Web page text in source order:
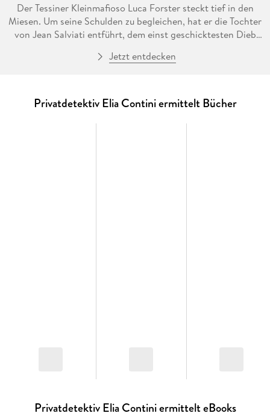
Der Tessiner Kleinmafioso Luca Forster steckt tief in den
Miesen. Um seine Schulden zu begleichen, hat er die Tochter
von Jean Salviati entführt, dem einst geschicktesten Dieb
ausgeraubt hat, nur mit dem nötigen Know-how. Nach
Blumenrabatten und Gemüsebeete. Für seine Tochter, eine
nun zehn Millionen Schweizer Franken Lösegeld an Forster
Jetzt entdecken
Privatdetektiv Elia Contini ermittelt Bücher
Privatdetektiv Elia Contini ermittelt eBooks